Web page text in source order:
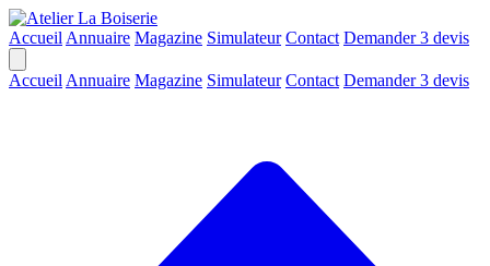
Accueil Annuaire Magazine Simulateur Contact Demander 3 devis
Accueil Annuaire Magazine Simulateur Contact Demander 3 devis